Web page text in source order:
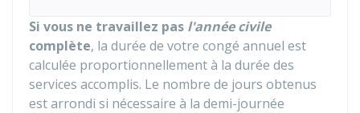
Si vous ne travaillez pas l'année civile
complète, la durée de votre congé annuel est
calculée proportionnellement à la durée des
services accomplis. Le nombre de jours obtenus
est arrondi si nécessaire à la demi-journée